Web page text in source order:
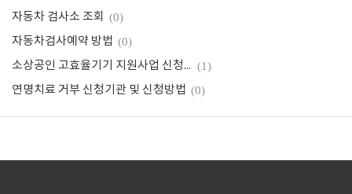
자동차 검사소 조회 (0)
자동차검사예약 방법 (0)
소상공인 고효율기기 지원사업 신청방법 (1)
연명치료 거부 신청기관 및 신청방법 (0)